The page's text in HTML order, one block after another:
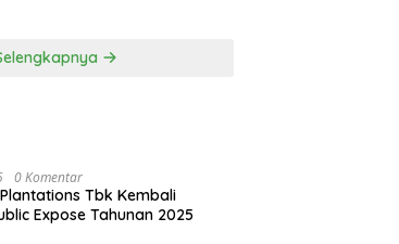
0 Komentar
Tbk Kembali
Expose Tahunan 2025